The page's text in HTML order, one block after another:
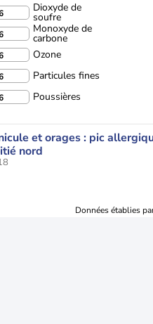
Dioxyde de
soufre
Monoxyde de
carbone
Ozone
Particules fines
Poussières
et orages : pic
nord
Données établies